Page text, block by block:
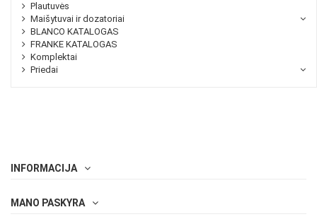
Plautuvės
Maišytuvai ir dozatoriai
BLANCO KATALOGAS
FRANKE KATALOGAS
Komplektai
Priedai
INFORMACIJA
MANO PASKYRA